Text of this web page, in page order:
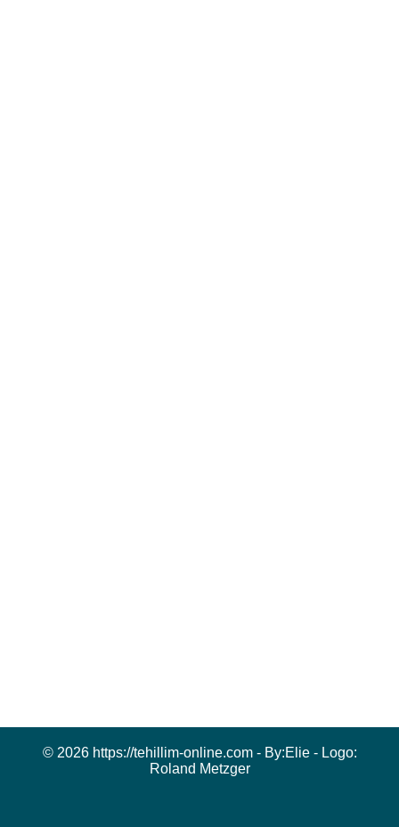
© 2026 https://tehillim-online.com - By:Elie- Logo:
Roland Metzger